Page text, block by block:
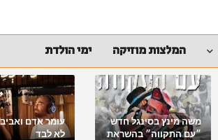
המלצות מוזיקה ימי הולדת
משה מינץ בסינגל חדש
״עם התקווה״ בהשראת
עומר אדם
לא לבד